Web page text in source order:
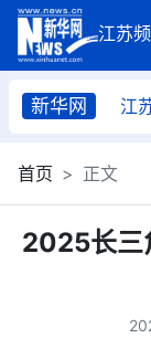
新华网 江
首页 正文
2025长三